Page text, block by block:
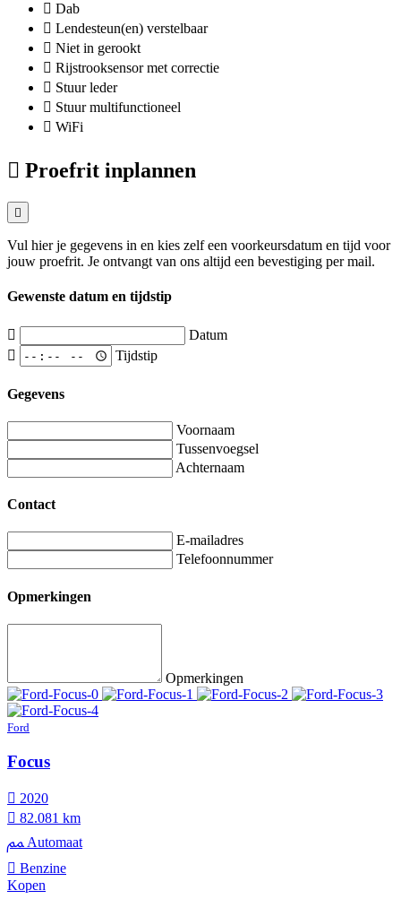
Dab
Lendesteun(en) verstelbaar
Niet in gerookt
Rijstrooksensor met correctie
Stuur leder
Stuur multifunctioneel
WiFi
Proefrit inplannen
Vul hier je gegevens in en kies zelf een voorkeursdatum en tijd voor
jouw proefrit. Je ontvangt van ons altijd een bevestiging per mail.
Gewenste datum en tijdstip
Datum
Tijdstip
Gegevens
Voornaam
Tussenvoegsel
Achternaam
Contact
E-mailadres
Telefoonnummer
Opmerkingen
Opmerkingen
Ford
Focus
2020
82.081 km
Automaat
Benzine
Kopen